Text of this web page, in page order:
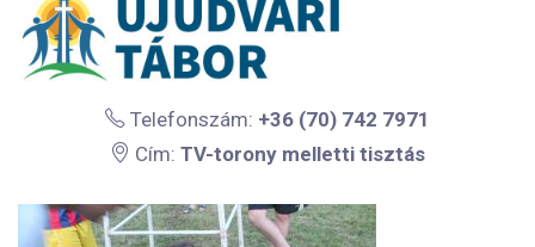
Telefonszám: +36 (70) 742 7971
Cím: TV-torony melletti tisztás